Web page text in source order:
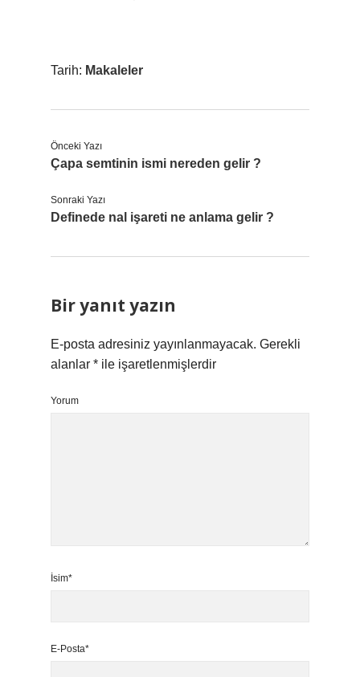
Tarih: Makaleler
Önceki Yazı
Çapa semtinin ismi nereden gelir ?
Sonraki Yazı
Definede nal işareti ne anlama gelir ?
Bir yanıt yazın
E-posta adresiniz yayınlanmayacak. Gerekli
alanlar * ile işaretlenmişlerdir
Yorum
İsim*
E-Posta*